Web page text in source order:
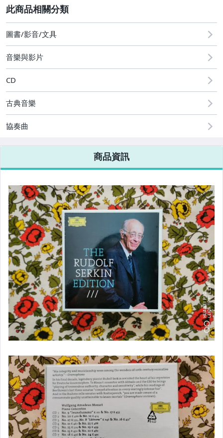
其它
[全店] 粉絲專享
[全店] 週年慶
圖書/影音/文具
音樂與影片
CD
古典音樂
協奏曲
商品資訊